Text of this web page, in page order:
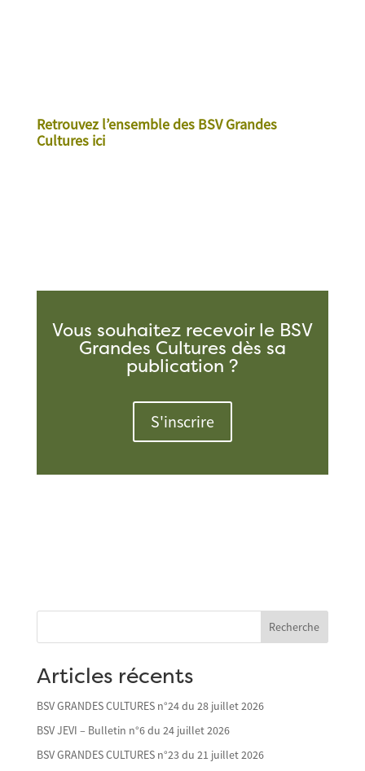
Retrouvez l’ensemble des BSV Grandes
Cultures ici
Vous souhaitez recevoir le BSV
Grandes Cultures dès sa
publication ?
S'inscrire
Recherche
Articles récents
BSV GRANDES CULTURES n°24 du 28 juillet 2026
BSV JEVI – Bulletin n°6 du 24 juillet 2026
BSV GRANDES CULTURES n°23 du 21 juillet 2026